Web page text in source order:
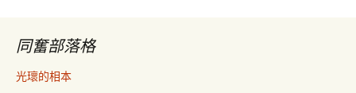
同奮部落格
光瓌的相本